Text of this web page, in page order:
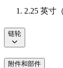
2.25 英寸
链轮
附件和部件